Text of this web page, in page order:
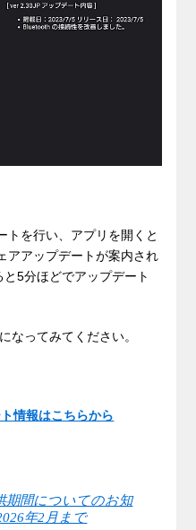
トを行い、アプリを開くと
アアップデートが案内され
5分ほどでアップデート
なってみてください。
情報はこちらから
期間についてのお知
年2月まで